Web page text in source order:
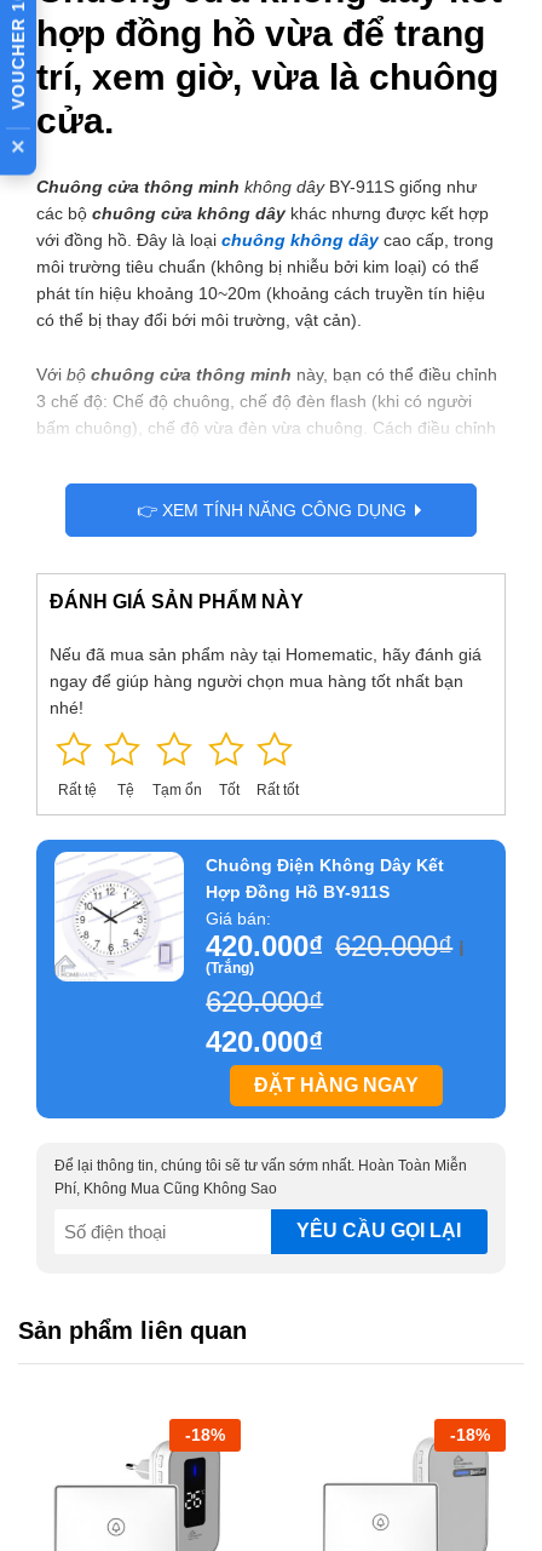
hợp đồng hồ vừa để trang
trí, xem giờ, vừa là chuông
cửa.
Chuông cửa thông minh không dâyBY-911S giống như
các bộ chuông cửa không dây khác nhưng được kết hợp
với đồng hồ. Đây là loại chuông không dây cao cấp, trong
môi trường tiêu chuẩn (không bị nhiễu bởi kim loại) có thể
phát tín hiệu khoảng 10~20m (khoảng cách truyền tín hiệu
có thể bị thay đổi bới môi trường, vật cản).
Với bộ chuông cửa thông minh này, bạn có thể điều chỉnh
3 chế độ: Chế độ chuông, chế độ đèn flash (khi có người
bấm chuông), chế độ vừa đèn vừa chuông. Cách điều chỉnh
theo thời gian trong ngày. Ví dụ: vào buổi sáng, ồn ào có thể
để chế độ đèn & chuông / chuông, vào ban đêm thì chỉ để
chế độ đèn, yên tĩnh.
Nút nhấn chuông cửa có khả năng chống nhiễu tín hiệu,
Các bước lắp đặt chuông cửa
BY-911S rất đơn giản và
nhanh chóng, không phải đấu nối đi dây phức tạp, loa
thay thế.
👉 XEM TÍNH NĂNG CÔNG DỤNG
ĐÁNH GIÁ SẢN PHẨM NÀY
Nếu đã mua sản phẩm này tại Homematic, hãy đánh giá
ngay để giúp hàng người chọn mua hàng tốt nhất bạn
nhé!
Rất tệ Tệ Tạm ổn Tốt Rất tốt
Chuông Điện Không Dây Kết
Hợp Đồng Hồ BY-911S
Giá bán:
420.000₫ 620.000₫ ℹ️
(Trắng)
620.000₫
420.000₫
ĐẶT HÀNG NGAY
Để lại thông tin, chúng tôi sẽ tư vấn sớm nhất. Hoàn Toàn Miễn
Phí, Không Mua Cũng Không Sao
SĐT
Sản phẩm liên quan
-18% -18%
VOUCHER 10%
×